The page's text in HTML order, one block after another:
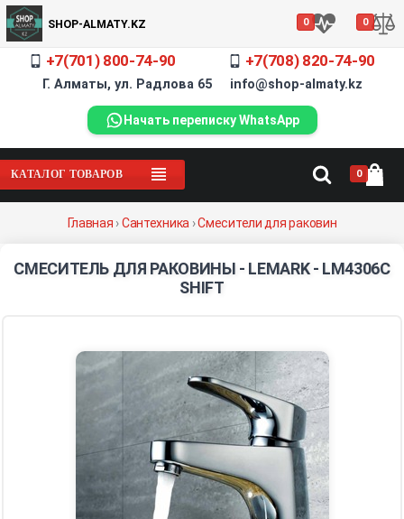
SHOP-ALMATY.KZ 0 0
+7(701) 800-74-90 +7(708) 820-74-90
Г. Алматы, ул. Радлова 65 info@shop-almaty.kz
Начать переписку WhatsApp
КАТАЛОГ ТОВАРОВ 0
Главная ›Сантехника ›Смесители для раковин
СМЕСИТЕЛЬ ДЛЯ РАКОВИНЫ - LEMARK - LM4306C
SHIFT